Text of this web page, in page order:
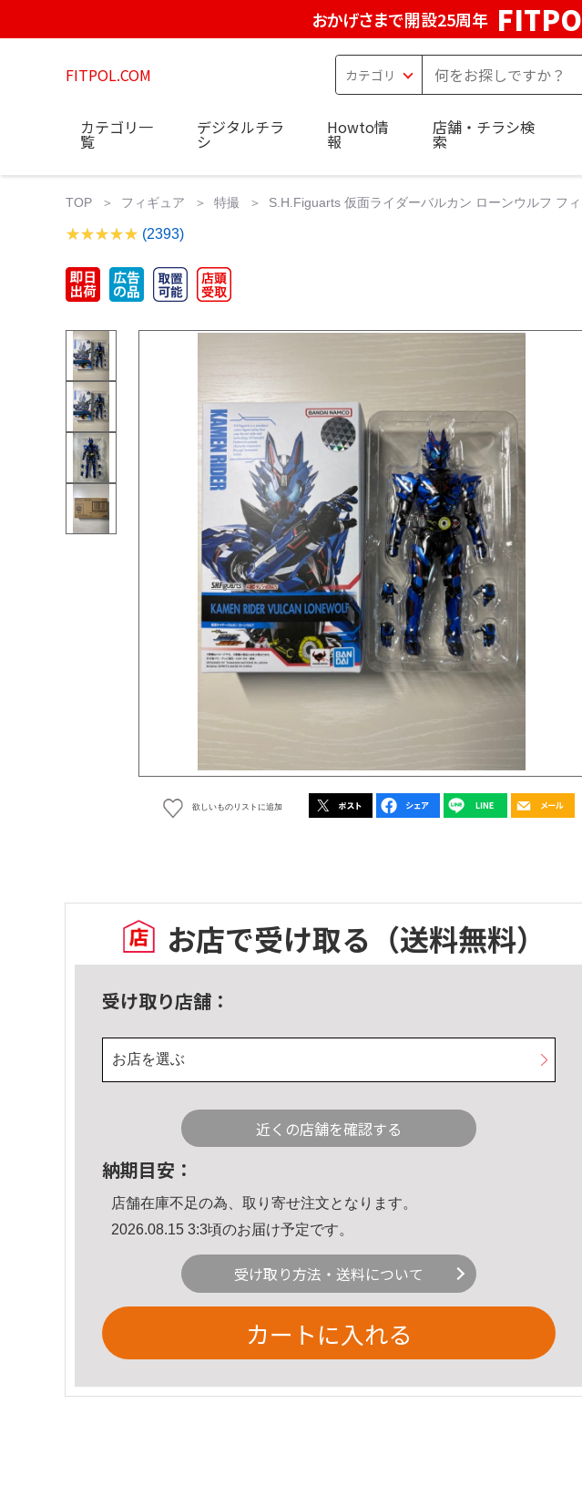
おかげさまで開設25周年
FITPOL.COM
カテゴリ一
覧
デジタルチラ
シ
Howto情
報
店舗・チラシ検
索
TOP フィギュア 特撮 S.H.Figuarts 仮面ライダーバルカン ローンウルフ フ
(2393)
欲しいものリストに追加
お店で受け取る （送料無料）
受け取り店舗：
お店を選ぶ
近くの店舗を確認する
納期目安：
店舗在庫不足の為、取り寄せ注文となります。
2026.08.15 3:3頃のお届け予定です。
受け取り方法・送料について
カートに入れる